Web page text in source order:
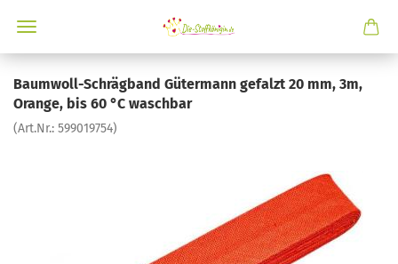
Baumwoll-Schrägband Gütermann gefalzt 20 mm, 3m,
Orange, bis 60 °C waschbar
(Art.Nr.: 599019754)